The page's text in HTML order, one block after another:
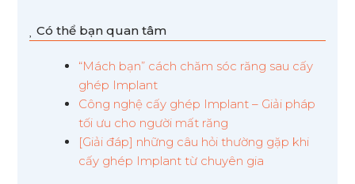
Có thể bạn quan tâm
“Mách bạn” cách chăm sóc răng sau cấy
ghép Implant
Công nghệ cấy ghép Implant – Giải pháp
tối ưu cho người mất răng
[Giải đáp] những câu hỏi thường gặp khi
cấy ghép Implant từ chuyên gia